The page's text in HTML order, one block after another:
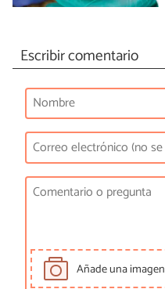
Escribir comentario
Añade una imagen